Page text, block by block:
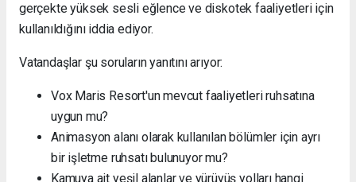
gerçekte yüksek sesli eğlence ve diskotek faaliyetleri için
kullanıldığını iddia ediyor.
Vatandaşlar şu soruların yanıtını arıyor:
Vox Maris Resort'un mevcut faaliyetleri ruhsatına
uygun mu?
Animasyon alanı olarak kullanılan bölümler için ayrı
bir işletme ruhsatı bulunuyor mu?
Kamuya ait yeşil alanlar ve yürüyüş yolları hangi